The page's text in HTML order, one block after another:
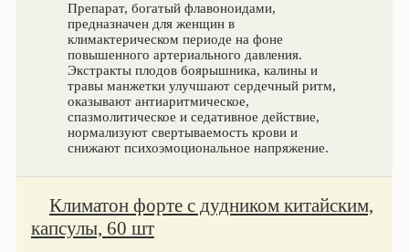
Препарат, богатый флавоноидами,
предназначен для женщин в
климактерическом периоде на фоне
повышенного артериального давления.
Экстракты плодов боярышника, калины и
травы манжетки улучшают сердечный ритм,
оказывают антиаритмическое,
спазмолитическое и седативное действие,
нормализуют свертываемость крови и
снижают психоэмоциональное напряжение.
Климатон форте с дудником китайским,
капсулы, 60 шт